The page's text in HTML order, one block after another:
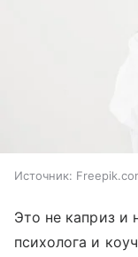
Источник:
Это не каприз и
психолога и